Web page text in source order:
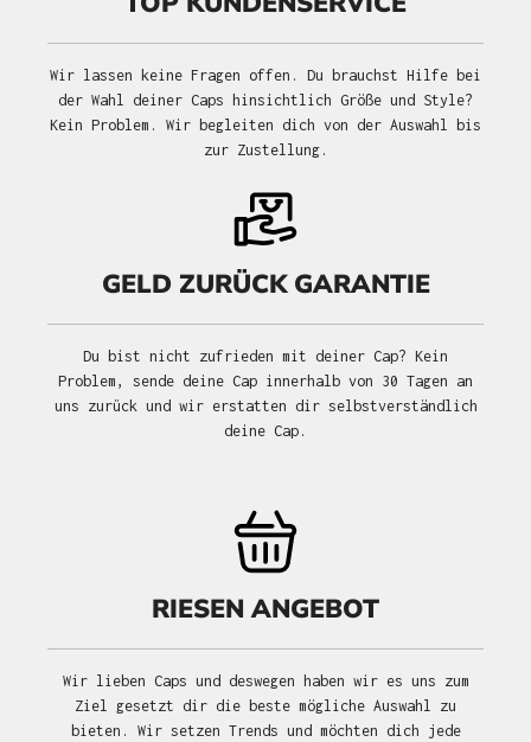
Wir lassen keine Fragen offen. Du brauchst Hilfe bei
der Wahl deiner Caps hinsichtlich Größe und Style?
Kein Problem. Wir begleiten dich von der Auswahl bis
zur Zustellung.
GELD ZURÜCK GARANTIE
Du bist nicht zufrieden mit deiner Cap? Kein
Problem, sende deine Cap innerhalb von 30 Tagen an
uns zurück und wir erstatten dir selbstverständlich
deine Cap.
RIESEN ANGEBOT
Wir lieben Caps und deswegen haben wir es uns zum
Ziel gesetzt dir die beste mögliche Auswahl zu
bieten. Wir setzen Trends und möchten dich jede